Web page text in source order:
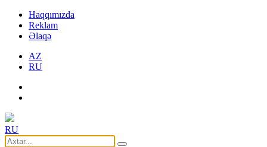
Haqqımızda
Reklam
Əlaqə
AZ
RU
RU